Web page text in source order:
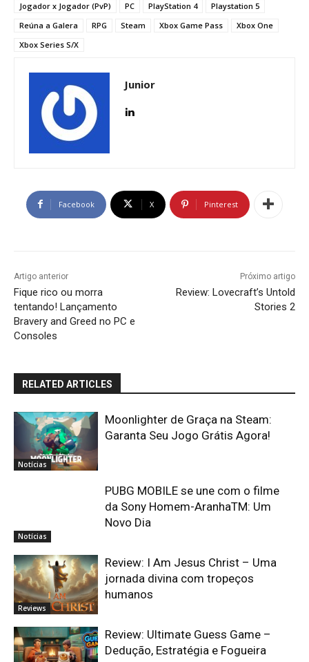
Jogador x Jogador (PvP)
PC PlayStation 4
Playstation 5
Reúna a Galera
RPG Steam Xbox Game Pass
Xbox One
Xbox Series S/X
Junior
Facebook X Pinterest
Artigo anterior
Fique rico ou morra
tentando! Lançamento
Bravery and Greed no PC e
Consoles
Próximo artigo
Review: Lovecraft’s Untold
Stories 2
RELATED ARTICLES
Notícias
Moonlighter de Graça na Steam:
Garanta Seu Jogo Grátis Agora!
Notícias
PUBG MOBILE se une com o filme
da Sony Homem-AranhaTM: Um
Novo Dia
Reviews
Review: I Am Jesus Christ – Uma
jornada divina com tropeços
humanos
Review: Ultimate Guess Game –
Dedução, Estratégia e Fogueira